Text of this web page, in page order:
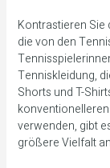
Kontrastieren Sie
die von den
Tenniskleidung,
Shorts und T-
verwenden, gibt
größere Vielfalt